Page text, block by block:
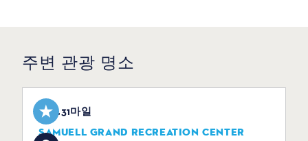
주변 관광 명소
0.31마일
SAMUELL GRAND RECREATION CENTER